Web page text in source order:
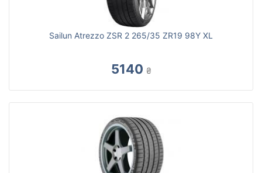
Sailun Atrezzo ZSR 2 265/35 ZR19 98Y XL
5140 ₴